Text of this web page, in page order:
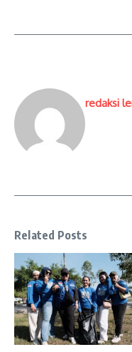
redaksi
Related Posts